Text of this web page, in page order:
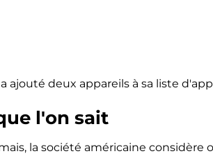
ajouté deux appareils à sa liste
l'on sait
la société américaine